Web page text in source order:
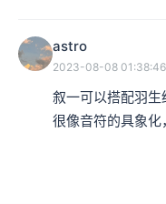
astro
2023-08-08 01:38:46
叙一可以搭配羽
很像音符的具象化